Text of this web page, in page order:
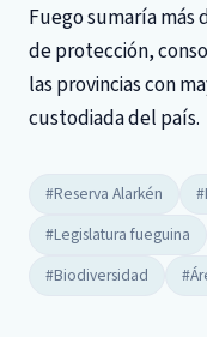
Fuego sumaría más
de protección,
las provincias con
custodiada del país.
#Reserva Alarkén
#Legislatura fueguina
#Biodiversidad